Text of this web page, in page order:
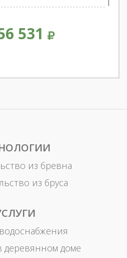
531
из бревна
из бруса
деревянном доме